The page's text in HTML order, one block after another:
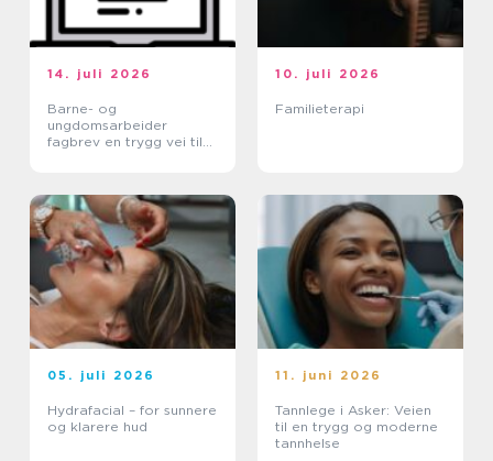
14. juli 2026
Barne- og
ungdomsarbeider
fagbrev en trygg vei til
10. juli 2026
Familieterapi
05. juli 2026
Hydrafacial – for sunnere
og klarere hud
11. juni 2026
Tannlege i Asker: Veien
til en trygg og moderne
tannhelse